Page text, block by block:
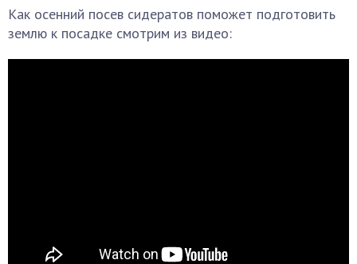
Как осенний посев сидератов поможет подготовить
землю к посадке смотрим из видео: